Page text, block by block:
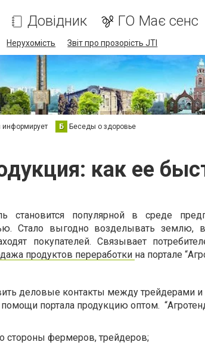
Довідник ГО Має сенс
Нерухомість Звіт про прозорість JTI
информирует Б Беседы о здоровье
как ее
становится популярной в среде
Стало выгодно возделывать землю,
покупателей. Связывает
продуктов переработки на портале
деловые контакты между трейдерами
портала продукцию оптом.
стороны фермеров, трейдеров;